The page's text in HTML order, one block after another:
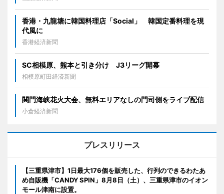
香港・九龍塘に韓国料理店「Social」 韓国定番料理を現
代風に
香港経済新聞
SC相模原、熊本と引き分け J3リーグ開幕
相模原町田経済新聞
関門海峡花火大会、無料エリアなしの門司側をライブ配信
小倉経済新聞
プレスリリース
【三重県津市】1日最大176個を販売した、行列のできるわたあ
め自販機「CANDY SPIN」8月8日（土）、三重県津市のイオン
モール津南に設置。